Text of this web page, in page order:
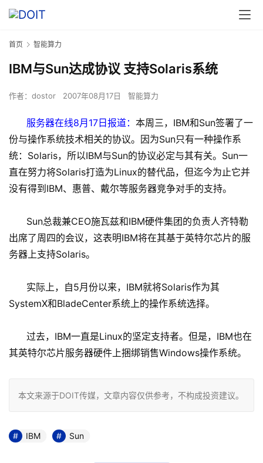
首页 智能算力
IBM与Sun达成协议 支持Solaris系统
作者： dostor 2007年08月17日 智能算力
服务器在线8月17日报道： 本周三，IBM和Sun签署了一
份与操作系统技术相关的协议。因为Sun只有一种操作系
统：Solaris，所以IBM与Sun的协议必定与其有关。Sun一
直在努力将Solaris打造为Linux的替代品，但迄今为止它并
没有得到IBM、惠普、戴尔等服务器竞争对手的支持。
Sun总裁兼CEO施瓦兹和IBM硬件集团的负责人齐特勒
出席了周四的会议，这表明IBM将在其基于英特尔芯片的服
务器上支持Solaris。
实际上，自5月份以来，IBM就将Solaris作为其
SystemX和BladeCenter系统上的操作系统选择。
过去，IBM一直是Linux的坚定支持者。但是，IBM也在
其英特尔芯片服务器硬件上捆绑销售Windows操作系统。
本文来源于DOIT传媒，文章内容仅供参考，不构成投资建议。
IBM Sun